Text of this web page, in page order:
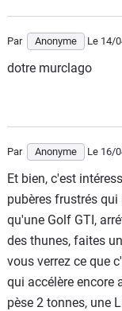
Par Anonyme Le 14/
dotre murclago
Par Anonyme Le 16/
Et bien, c'est
pubères frustrés
qu'une Golf GTI,
des thunes, faites
vous verrez ce que
qui accélère encore
pèse 2 tonnes, une